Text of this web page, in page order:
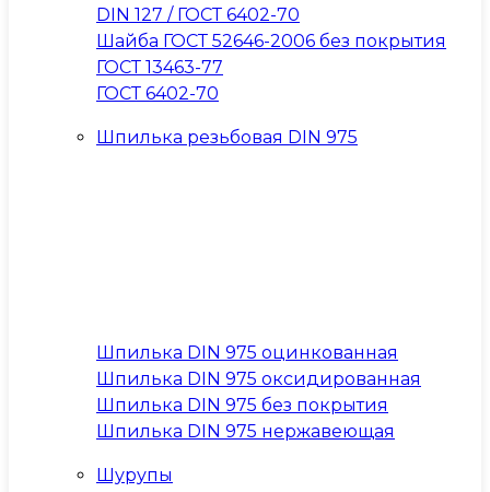
DIN 127 / ГОСТ 6402-70
Шайба ГОСТ 52646-2006 без покрытия
ГОСТ 13463-77
ГОСТ 6402-70
Шпилька резьбовая DIN 975
Шпилька DIN 975 оцинкованная
Шпилька DIN 975 оксидированная
Шпилька DIN 975 без покрытия
Шпилька DIN 975 нержавеющая
Шурупы